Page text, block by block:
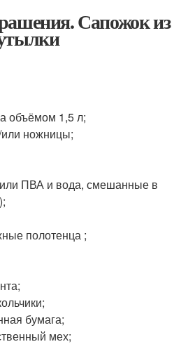
Сапожок из
объёмом 1,5 л;
или ножницы;
ПВА и вода, смешанные в
полотенца ;
бумага;
мех;